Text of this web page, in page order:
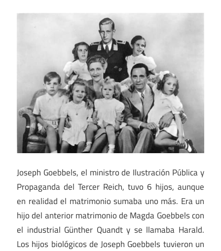
Joseph Goebbels, el ministro de Ilustración Pública y
Propaganda del Tercer Reich, tuvo 6 hijos, aunque
en realidad el matrimonio sumaba uno más. Era un
hijo del anterior matrimonio de Magda Goebbels con
el industrial Günther Quandt y se llamaba Harald.
Los hijos biológicos de Joseph Goebbels tuvieron un